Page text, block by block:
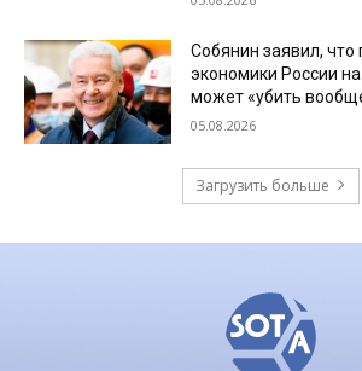
Собянин заявил, что
экономики России
может «убить
05.08.2026
Загрузить больше